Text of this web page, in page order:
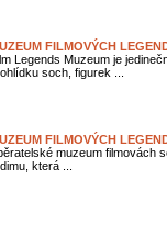
FILMOVÝCH
Legends Muzeum je
soch, figurek ...
FILMOVÝCH
muzeum filmovách
která ...